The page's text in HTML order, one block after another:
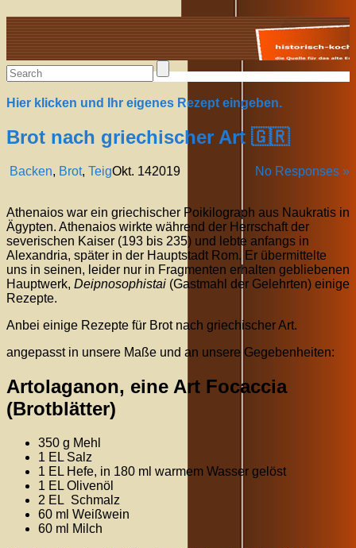
Alte Rezepte online
Hier klicken und Ihr eigenes Rezept eingeben.
Brot nach griechischer Art 🇬🇷
Backen, Brot, Teig No Responses »
Okt. 142019
Athenaios war ein griechischer Poikilograph aus Naukratis in
Ägypten. Athenaios wirkte während der Herrschaft der
severischen Kaiser (193 bis 235) und lebte anfangs in
Alexandria, später in der Hauptstadt Rom. Er übermittelte
uns in seinen, leider nur in Fragmenten erhalten gebliebenen
Hauptwerk, Deipnosophistai (Gastmahl der Gelehrten) einige
Rezepte.
Anbei einige Rezepte für Brot nach griechischer Art.
angepasst in unsere Maße und an unsere Gegebenheiten:
Artolaganon, eine Art Focaccia
(Brotblätter)
350 g Mehl
1 EL Salz
1 EL Hefe, in 180 ml warmem Wasser gelöst
1 EL Olivenöl
2 EL Schmalz
60 ml Weißwein
60 ml Milch